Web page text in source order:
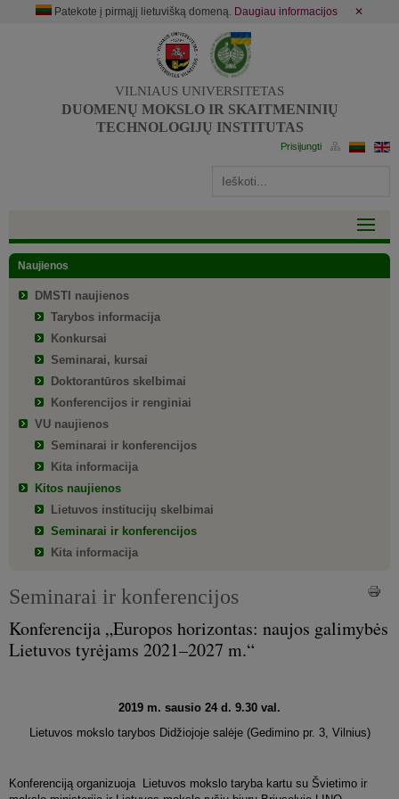
Patekote į pirmąjį lietuvišką domeną. Daugiau informacijos ✕
VILNIAUS UNIVERSITETAS
DUOMENŲ MOKSLO IR SKAITMENINIŲ
TECHNOLOGIJŲ INSTITUTAS
Naujienos
DMSTI naujienos
Tarybos informacija
Konkursai
Seminarai, kursai
Doktorantūros skelbimai
Konferencijos ir renginiai
VU naujienos
Seminarai ir konferencijos
Kita informacija
Kitos naujienos
Lietuvos institucijų skelbimai
Seminarai ir konferencijos
Kita informacija
Seminarai ir konferencijos
Konferencija „Europos horizontas: naujos galimybės
Lietuvos tyrėjams 2021–2027 m.“
2019 m. sausio 24 d. 9.30 val.
Lietuvos mokslo tarybos Didžiojoje salėje (Gedimino pr. 3, Vilnius)
Konferenciją organizuoja Lietuvos mokslo taryba kartu su Švietimo ir